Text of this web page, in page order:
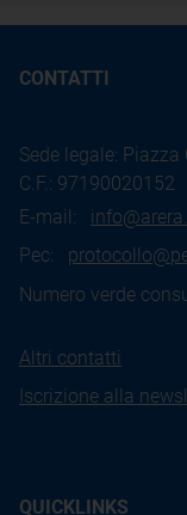
CONTATTI
Sede legale:
C.F.: 97190020152
E-mail:
Pec:
Numero verde
Altri contatti
Iscrizione alla
QUICKLINKS